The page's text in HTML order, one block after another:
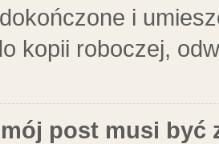
i
kopii roboczej,
post musi być